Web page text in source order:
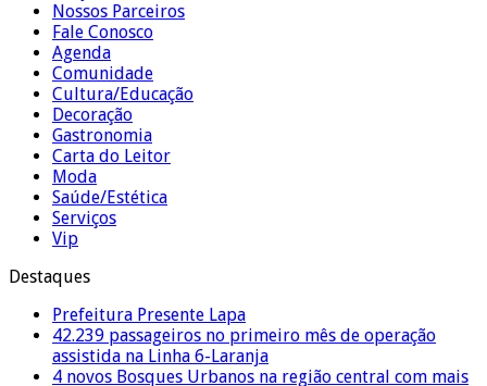
Nossos Parceiros
Fale Conosco
Agenda
Comunidade
Cultura/Educação
Decoração
Gastronomia
Carta do Leitor
Moda
Saúde/Estética
Serviços
Vip
Destaques
Prefeitura Presente Lapa
42.239 passageiros no primeiro mês de operação
assistida na Linha 6-Laranja
4 novos Bosques Urbanos na região central com mais